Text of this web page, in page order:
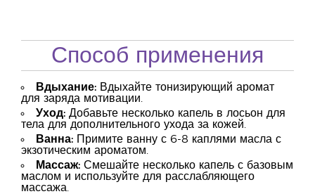
Способ применения
Вдыхание: Вдыхайте тонизирующий аромат
для заряда мотивации.
Уход: Добавьте несколько капель в лосьон для
тела для дополнительного ухода за кожей.
Ванна: Примите ванну с 6-8 каплями масла с
экзотическим ароматом.
Массаж: Смешайте несколько капель с базовым
маслом и используйте для расслабляющего
массажа.